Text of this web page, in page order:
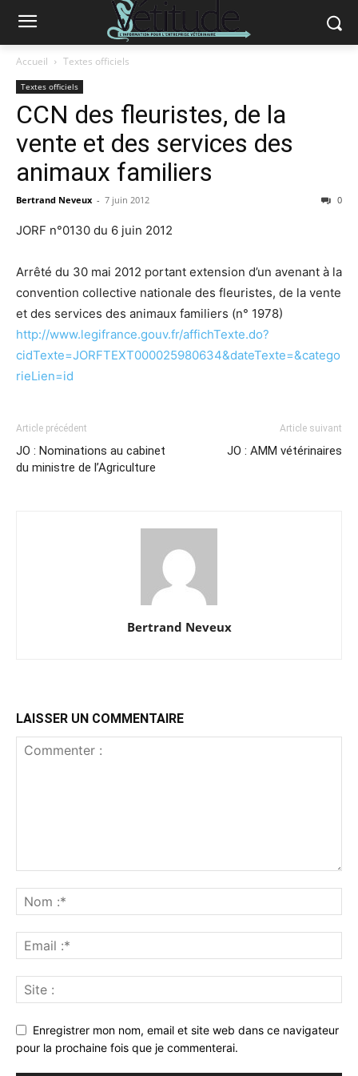
Accueil Textes officiels
Textes officiels
CCN des fleuristes, de la
vente et des services des
animaux familiers
Bertrand Neveux - 7 juin 2012 0
JORF n°0130 du 6 juin 2012
Arrêté du 30 mai 2012 portant extension d’un avenant à la
convention collective nationale des fleuristes, de la vente
et des services des animaux familiers (n° 1978)
http://www.legifrance.gouv.fr/affichTexte.do?
cidTexte=JORFTEXT000025980634&dateTexte=&catego
rieLien=id
Article précédent
JO : Nominations au cabinet
du ministre de l’Agriculture
Article suivant
JO : AMM vétérinaires
Bertrand Neveux
LAISSER UN COMMENTAIRE
Enregistrer mon nom, email et site web dans ce navigateur
pour la prochaine fois que je commenterai.